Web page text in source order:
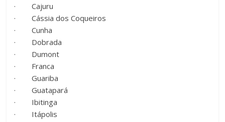
· Cajuru
· Cássia dos Coqueiros
· Cunha
· Dobrada
· Dumont
· Franca
· Guariba
· Guatapará
· Ibitinga
· Itápolis